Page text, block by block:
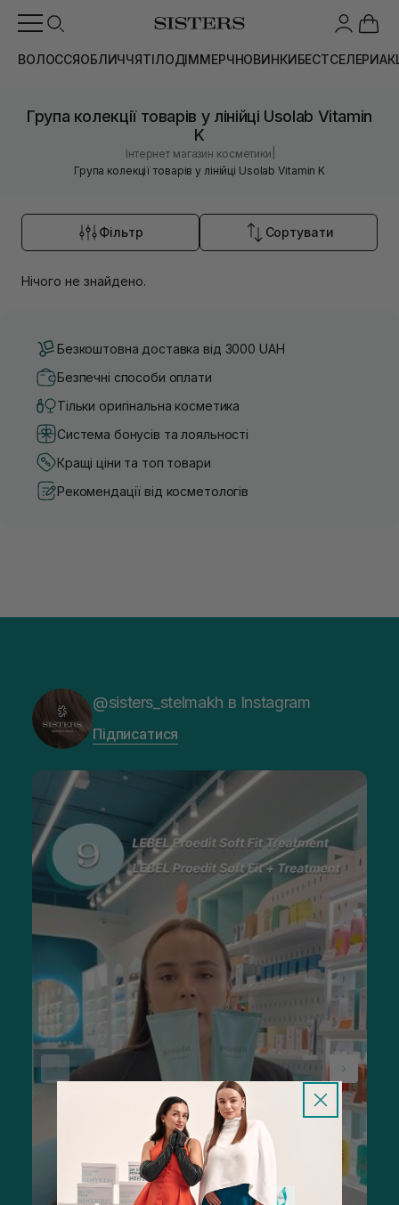
ВОЛОССЯОБЛИЧЧЯТІЛОДІММЕРЧНОВИНКИБЕСТСЕЛЕРИ
Група колекції товарів у лінійці Usolab Vitamin
K
Інтернет магазин косметики
Група колекції товарів у лінійці Usolab Vitamin K
Фільтр Сортувати
Нічого не знайдено.
Безкоштовна доставка від 3000 UAH
Безпечні способи оплати
Тільки оригінальна косметика
Система бонусів та лояльності
Кращі ціни та топ товари
Рекомендації від косметологів
@sisters_stelmakh в Instagram
Підписатися